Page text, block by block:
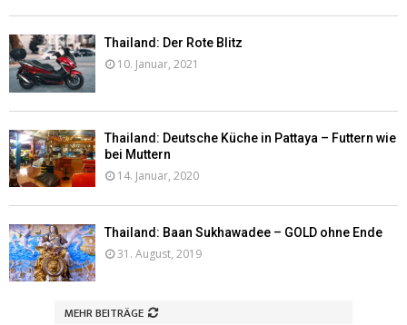
Thailand: Der Rote Blitz
10. Januar, 2021
Thailand: Deutsche Küche in Pattaya – Futtern wie
bei Muttern
14. Januar, 2020
Thailand: Baan Sukhawadee – GOLD ohne Ende
31. August, 2019
MEHR BEITRÄGE